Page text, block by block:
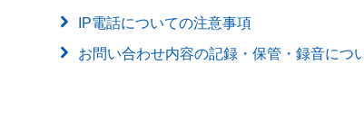
IP電話についての注意事項
お問い合わせ内容の記録・保管・録音につ